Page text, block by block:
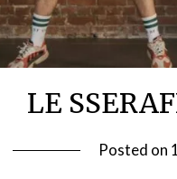
LE
Posted on